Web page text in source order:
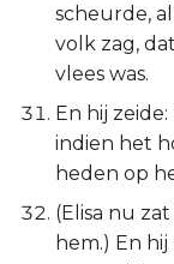
scheurde,
volk zag,
vlees was.
En hij
indien het
heden op
(Elisa nu
hem.) En